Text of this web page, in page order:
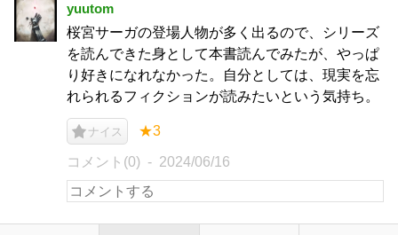
yuutom
桜宮サーガの登場人物が多く出るので、シリーズ
を読んできた身として本書読んでみたが、やっぱ
り好きになれなかった。自分としては、現実を忘
れられるフィクションが読みたいという気持ち。
ナイス ★3
コメント(0) 2024/06/16